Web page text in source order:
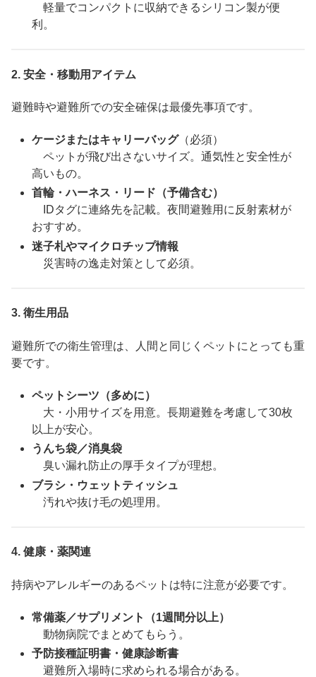
軽量でコンパクトに収納できるシリコン製が便
利。
2. 安全・移動用アイテム
避難時や避難所での安全確保は最優先事項です。
ケージまたはキャリーバッグ（必須）
ペットが飛び出さないサイズ。通気性と安全性が
高いもの。
首輪・ハーネス・リード（予備含む）
IDタグに連絡先を記載。夜間避難用に反射素材が
おすすめ。
迷子札やマイクロチップ情報
災害時の逸走対策として必須。
3. 衛生用品
避難所での衛生管理は、人間と同じくペットにとっても重
要です。
ペットシーツ（多めに）
大・小用サイズを用意。長期避難を考慮して30枚
以上が安心。
うんち袋／消臭袋
臭い漏れ防止の厚手タイプが理想。
ブラシ・ウェットティッシュ
汚れや抜け毛の処理用。
4. 健康・薬関連
持病やアレルギーのあるペットは特に注意が必要です。
常備薬／サプリメント（1週間分以上）
動物病院でまとめてもらう。
予防接種証明書・健康診断書
避難所入場時に求められる場合がある。